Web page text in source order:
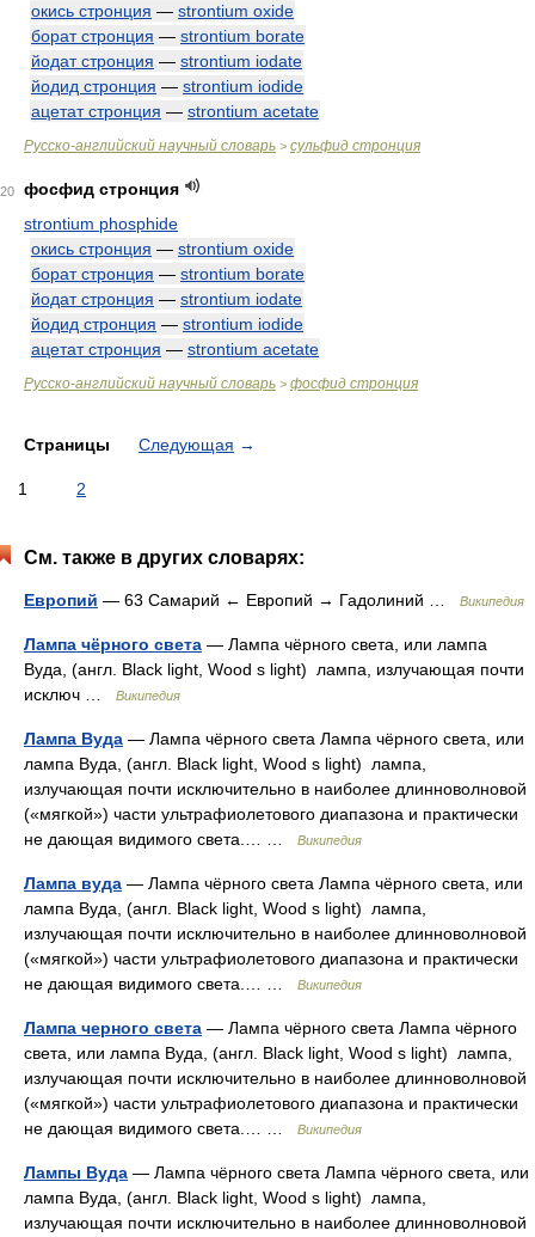
окись стронция — strontium oxide
борат стронция — strontium borate
йодат стронция — strontium iodate
йодид стронция — strontium iodide
ацетат стронция — strontium acetate
Русско-английский научный словарь > сульфид стронция
20
фосфид стронция
strontium phosphide
окись стронция — strontium oxide
борат стронция — strontium borate
йодат стронция — strontium iodate
йодид стронция — strontium iodide
ацетат стронция — strontium acetate
Русско-английский научный словарь > фосфид стронция
Страницы Следующая →
1 2
См. также в других словарях:
Европий — 63 Самарий ← Европий → Гадолиний … Википедия
Лампа чёрного света — Лампа чёрного света, или лампа
Вуда, (англ. Black light, Wood s light) лампа, излучающая почти
исключ …
Википедия
Лампа Вуда — Лампа чёрного света Лампа чёрного cвета, или
лампа Вуда, (англ. Black light, Wood s light) лампа,
излучающая почти исключительно в наиболее длинноволновой
(«мягкой») части ультрафиолетового диапазона и практически
не дающая видимого света.… …
Википедия
Лампа вуда — Лампа чёрного света Лампа чёрного cвета, или
лампа Вуда, (англ. Black light, Wood s light) лампа,
излучающая почти исключительно в наиболее длинноволновой
(«мягкой») части ультрафиолетового диапазона и практически
не дающая видимого света.… …
Википедия
Лампа черного света — Лампа чёрного света Лампа чёрного
cвета, или лампа Вуда, (англ. Black light, Wood s light) лампа,
излучающая почти исключительно в наиболее длинноволновой
(«мягкой») части ультрафиолетового диапазона и практически
не дающая видимого света.… …
Википедия
Лампы Вуда — Лампа чёрного света Лампа чёрного cвета, или
лампа Вуда, (англ. Black light, Wood s light) лампа,
излучающая почти исключительно в наиболее длинноволновой